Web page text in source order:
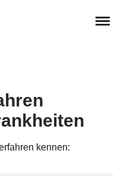
Symptome
Ballenzeh
Therapie
/
OP kennen: